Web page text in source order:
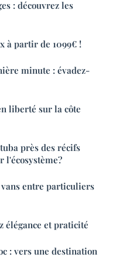
: découvrez les
à partir de 1099€ !
minute : évadez-
liberté sur la côte
près des récifs
l'écosystème?
vans entre particuliers
élégance et praticité
: vers une destination